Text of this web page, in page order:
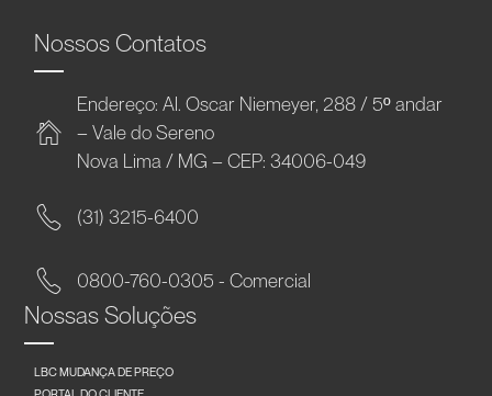
Nossos Contatos
Endereço: Al. Oscar Niemeyer, 288 / 5º andar
– Vale do Sereno
Nova Lima / MG – CEP: 34006-049
(31) 3215-6400
0800-760-0305 - Comercial
Nossas Soluções
LBC MUDANÇA DE PREÇO